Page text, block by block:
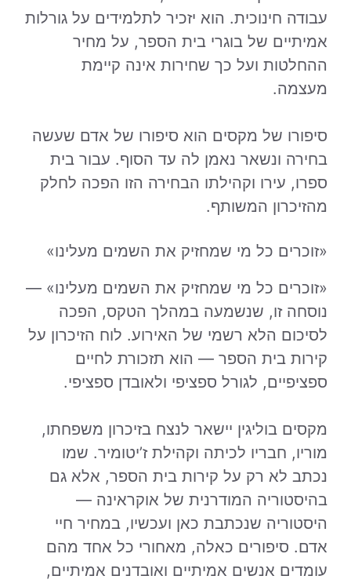
עבודה חינוכית. הוא יזכיר לתלמידים על גורלות
אמיתיים של בוגרי בית הספר, על מחיר
ההחלטות ועל כך שחירות אינה קיימת
מעצמה.
סיפורו של מקסים הוא סיפורו של אדם שעשה
בחירה ונשאר נאמן לה עד הסוף. עבור בית
ספרו, עירו וקהילתו הבחירה הזו הפכה לחלק
מהזיכרון המשותף.
«זוכרים כל מי שמחזיק את השמים מעלינו»
«זוכרים כל מי שמחזיק את השמים מעלינו» —
נוסחה זו, שנשמעה במהלך הטקס, הפכה
לסיכום הלא רשמי של האירוע. לוח הזיכרון על
קירות בית הספר — הוא תזכורת לחיים
ספציפיים, לגורל ספציפי ולאובדן ספציפי.
מקסים בוליגין יישאר לנצח בזיכרון משפחתו,
מוריו, חבריו לכיתה וקהילת ז’יטומיר. שמו
נכתב לא רק על קירות בית הספר, אלא גם
בהיסטוריה המודרנית של אוקראינה —
היסטוריה שנכתבת כאן ועכשיו, במחיר חיי
אדם. סיפורים כאלה, מאחורי כל אחד מהם
עומדים אנשים אמיתיים ואובדנים אמיתיים,